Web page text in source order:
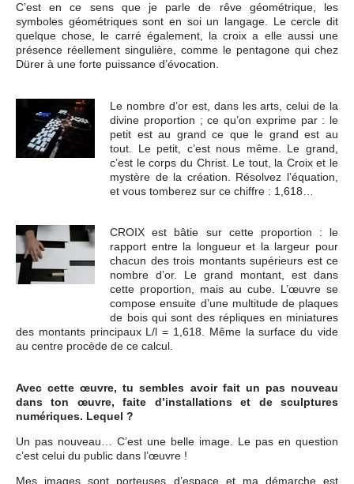
C’est en ce sens que je parle de rêve géométrique, les
symboles géométriques sont en soi un langage. Le cercle dit
quelque chose, le carré également, la croix a elle aussi une
présence réellement singulière, comme le pentagone qui chez
Dürer à une forte puissance d’évocation.
Le nombre d’or est, dans les arts, celui de la
divine proportion ; ce qu’on exprime par : le
petit est au grand ce que le grand est au
tout. Le petit, c’est nous même. Le grand,
c’est le corps du Christ. Le tout, la Croix et le
mystère de la création. Résolvez l’équation,
et vous tomberez sur ce chiffre : 1,618…
CROIX est bâtie sur cette proportion : le
rapport entre la longueur et la largeur pour
chacun des trois montants supérieurs est ce
nombre d’or. Le grand montant, est dans
cette proportion, mais au cube. L’œuvre se
compose ensuite d’une multitude de plaques
de bois qui sont des répliques en miniatures
des montants principaux L/l = 1,618. Même la surface du vide
au centre procède de ce calcul.
Avec cette œuvre, tu sembles avoir fait un pas nouveau
dans ton œuvre, faite d’installations et de sculptures
numériques. Lequel ?
Un pas nouveau… C’est une belle image. Le pas en question
c’est celui du public dans l’œuvre !
Mes images sont porteuses d’espace et ma démarche est